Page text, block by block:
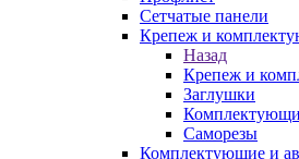
Сетчатые панели
Крепеж и
Назад
Крепеж и
Заглушки
Саморезы
Комплектующие и